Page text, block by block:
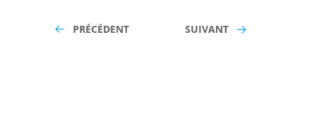
PRÉCÉDENT SUIVANT